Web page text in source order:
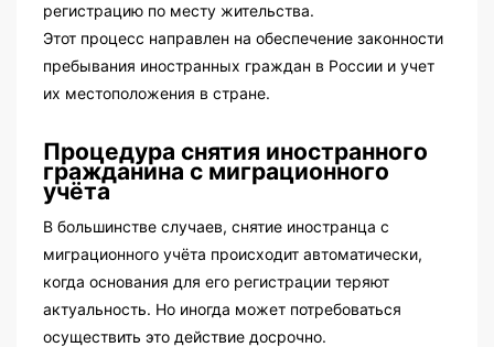
регистрацию по месту жительства.
Этот процесс направлен на обеспечение законности
пребывания иностранных граждан в России и учет
их местоположения в стране.
Процедура снятия иностранного
гражданина с миграционного
учёта
В большинстве случаев, снятие иностранца с
миграционного учёта происходит автоматически,
когда основания для его регистрации теряют
актуальность. Но иногда может потребоваться
осуществить это действие досрочно.